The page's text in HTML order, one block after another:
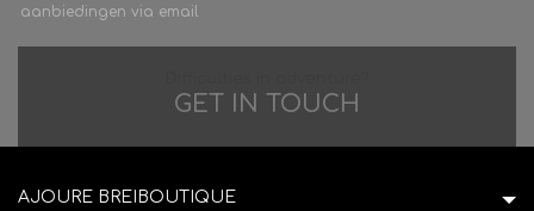
aanbiedingen via email
GET IN TOUCH
AJOURE BREIBOUTIQUE